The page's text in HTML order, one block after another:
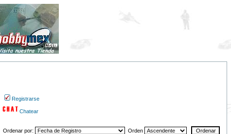
Registrarse
Chatear
Ordenar por: Orden